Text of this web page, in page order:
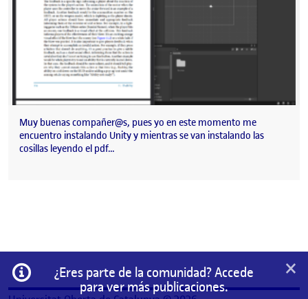
Muy buenas compañer@s, pues yo en este momento me
encuentro instalando Unity y mientras se van instalando las
cosillas leyendo el pdf…
Información
¿Eres parte de la comunidad? Accede
para ver más publicaciones.
×